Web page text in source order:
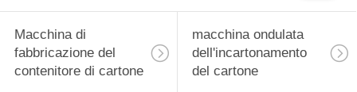
Macchina di
fabbricazione del
contenitore di cartone
macchina ondulata
dell'incartonamento
del cartone